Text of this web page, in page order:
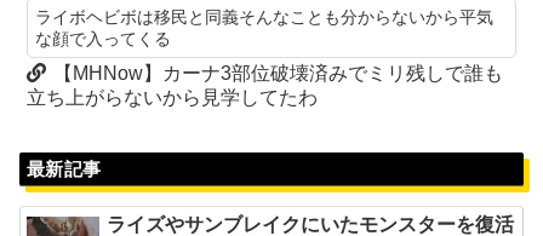
ライボヘビボは移民と同義そんなことも分からないから平気
な顔で入ってくる
【MHNow】カーナ3部位破壊済みでミリ残しで誰も
立ち上がらないから見学してたわ
最新記事
ライズやサンブレイクにいたモンスターを復活